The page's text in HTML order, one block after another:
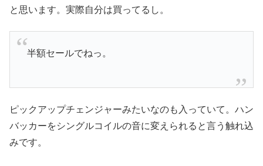
と思います。実際自分は買ってるし。
半額セールでねっ。
ピックアップチェンジャーみたいなのも入っていて。ハン
バッカーをシングルコイルの音に変えられると言う触れ込
みです。